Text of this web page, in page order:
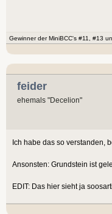
Gewinner der MiniBCC's #11, #13
feider
ehemals "Decelion"
Ich habe das so verstanden,
Ansonsten: Grundstein ist
EDIT: Das hier sieht ja